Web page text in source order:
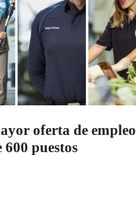
oferta de empleo
puestos